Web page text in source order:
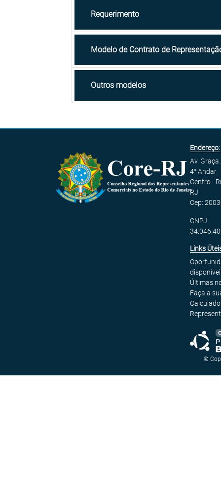
Requerimento
Modelo de Contrato de
Outros modelos
Endereço:
Av.
4° Andar
Centro -
RJ
Cep:
CNPJ:
Links
Últimas
Faça a
©